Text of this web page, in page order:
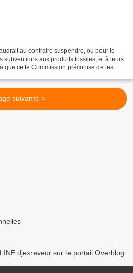
au contraire suspendre, ou pour le
subventions aux produits fossiles, et à leurs
que cette Commission préconise de les
suivante >
djexreveur sur le portail Overblog